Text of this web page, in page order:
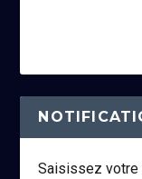
Saisissez votre